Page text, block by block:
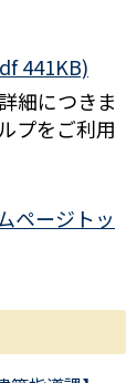
441KB)
細につきま
プをご利用
ページトッ